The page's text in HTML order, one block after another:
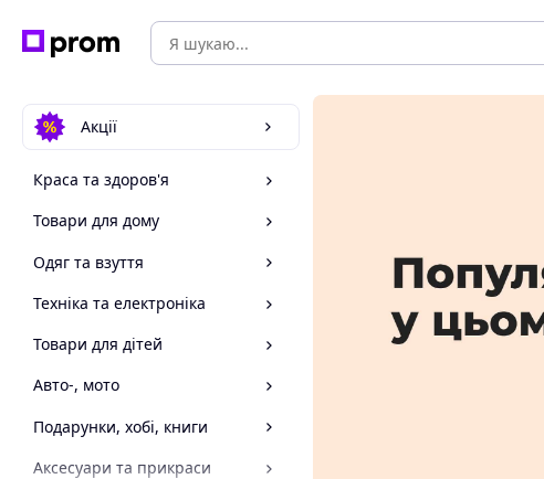
Акції
Краса та здоров'я
Товари для дому
Одяг та взуття
Техніка та електроніка
Товари для дітей
Авто-, мото
Подарунки, хобі, книги
Аксесуари та прикраси